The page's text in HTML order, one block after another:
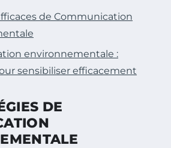
de Communication
environnementale :
sensibiliser efficacement
DE